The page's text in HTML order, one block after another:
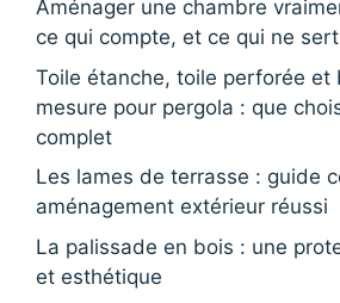
Aménager une chambre
ce qui compte, et ce qui ne
Toile étanche, toile perforée et
mesure pour pergola : que
complet
Les lames de terrasse : guide
aménagement extérieur réussi
La palissade en bois : une
et esthétique